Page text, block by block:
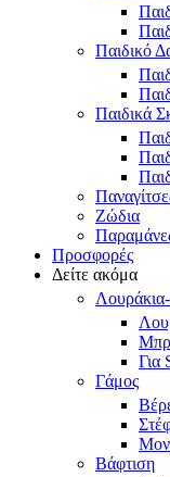
Παιδικό
Παιδικά
Ζώδια
Προσφορές
Δείτε ακόμα
Για
Γάμος
Βάφτιση